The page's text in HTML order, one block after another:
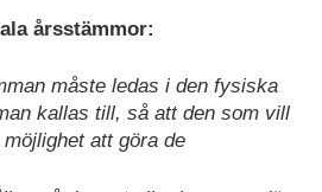
årsstämmor:
måste ledas i den fysiska
kallas till, så att den som vill
att göra de